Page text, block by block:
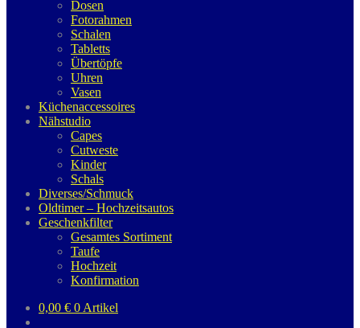
Dosen
Fotorahmen
Schalen
Tabletts
Übertöpfe
Uhren
Vasen
Küchenaccessoires
Nähstudio
Capes
Cutweste
Kinder
Schals
Diverses/Schmuck
Oldtimer – Hochzeitsautos
Geschenkfilter
Gesamtes Sortiment
Taufe
Hochzeit
Konfirmation
0,00 € 0 Artikel